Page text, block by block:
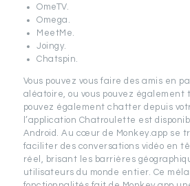
OmeTV.
Omega.
MeetMe.
Joingy.
Chatspin.
Vous pouvez vous faire des amis en
aléatoire, ou vous pouvez également
pouvez également chatter depuis
l’application Chatroulette est
Android. Au cœur de Monkey.app se
faciliter des conversations vidéo en
réel, brisant les barrières
utilisateurs du monde entier. Ce